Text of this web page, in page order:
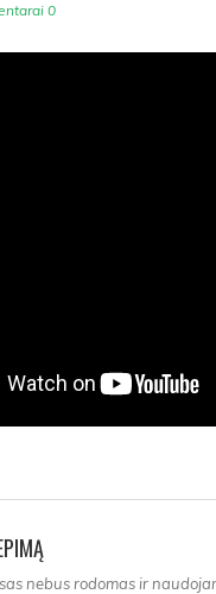
0
nebus rodomas ir